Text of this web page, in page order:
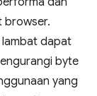
browser.
lambat dapat
byte
yang